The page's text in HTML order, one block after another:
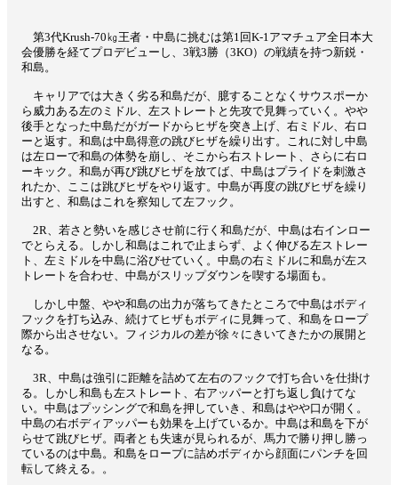
第3代Krush-70㎏王者・中島に挑むは第1回K-1アマチュア全日本大
会優勝を経てプロデビューし、3戦3勝（3KO）の戦績を持つ新鋭・
和島。
キャリアでは大きく劣る和島だが、臆することなくサウスポーか
ら威力ある左のミドル、左ストレートと先攻で見舞っていく。やや
後手となった中島だがガードからヒザを突き上げ、右ミドル、右ロ
ーと返す。和島は中島得意の跳びヒザを繰り出す。これに対し中島
は左ローで和島の体勢を崩し、そこから右ストレート、さらに右ロ
ーキック。和島が再び跳びヒザを放てば、中島はプライドを刺激さ
れたか、ここは跳びヒザをやり返す。中島が再度の跳びヒザを繰り
出すと、和島はこれを察知して左フック。
2R、若さと勢いを感じさせ前に行く和島だが、中島は右インロー
でとらえる。しかし和島はこれで止まらず、よく伸びる左ストレー
ト、左ミドルを中島に浴びせていく。中島の右ミドルに和島が左ス
トレートを合わせ、中島がスリップダウンを喫する場面も。
しかし中盤、やや和島の出力が落ちてきたところで中島はボディ
フックを打ち込み、続けてヒザもボディに見舞って、和島をロープ
際から出させない。フィジカルの差が徐々にきいてきたかの展開と
なる。
3R、中島は強引に距離を詰めて左右のフックで打ち合いを仕掛け
る。しかし和島も左ストレート、右アッパーと打ち返し負けてな
い。中島はプッシングで和島を押していき、和島はやや口が開く。
中島の右ボディアッパーも効果を上げているか。中島は和島を下が
らせて跳びヒザ。両者とも失速が見られるが、馬力で勝り押し勝っ
ているのは中島。和島をロープに詰めボディから顔面にパンチを回
転して終える。。